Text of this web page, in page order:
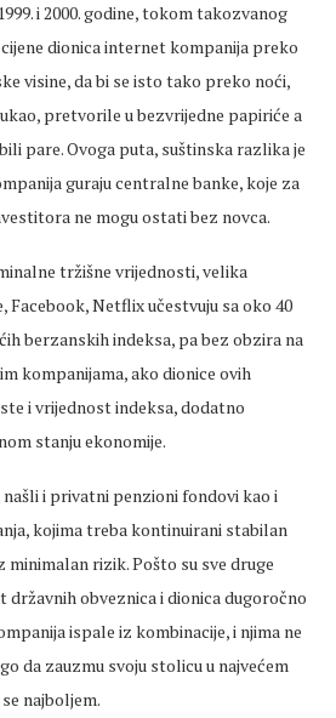
i 2000. godine, tokom takozvanog
dionica internet kompanija preko
visine, da bi se isto tako preko noći,
pretvorile u bezvrijedne papiriće a
pare. Ovoga puta, suštinska razlika je
guraju centralne banke, koje za
ne mogu ostati bez novca.
tržišne vrijednosti, velika
Netflix učestvuju sa oko 40
berzanskih indeksa, pa bez obzira na
kompanijama, ako dionice ovih
i vrijednost indeksa, dodatno
stanju ekonomije.
i privatni penzioni fondovi kao i
kojima treba kontinuirani stabilan
minimalan rizik. Pošto su sve druge
državnih obveznica i dionica dugoročno
ispale iz kombinacije, i njima ne
da zauzmu svoju stolicu u najvećem
najboljem.